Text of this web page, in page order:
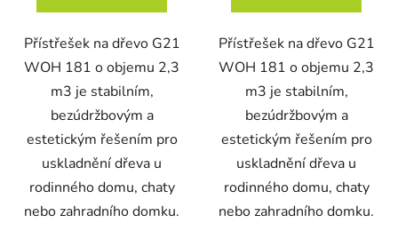
Přístřešek na dřevo G21
WOH 181 o objemu 2,3
m3 je stabilním,
bezúdržbovým a
estetickým řešením pro
uskladnění dřeva u
rodinného domu, chaty
nebo zahradního domku.
Přístřešek na dřevo G21
WOH 181 o objemu 2,3
m3 je stabilním,
bezúdržbovým a
estetickým řešením pro
uskladnění dřeva u
rodinného domu, chaty
nebo zahradního domku.